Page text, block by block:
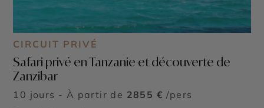
CIRCUIT PRIVÉ
Safari privé en Tanzanie et découverte de
Zanzibar
10 jours - À partir de 2855 € /pers